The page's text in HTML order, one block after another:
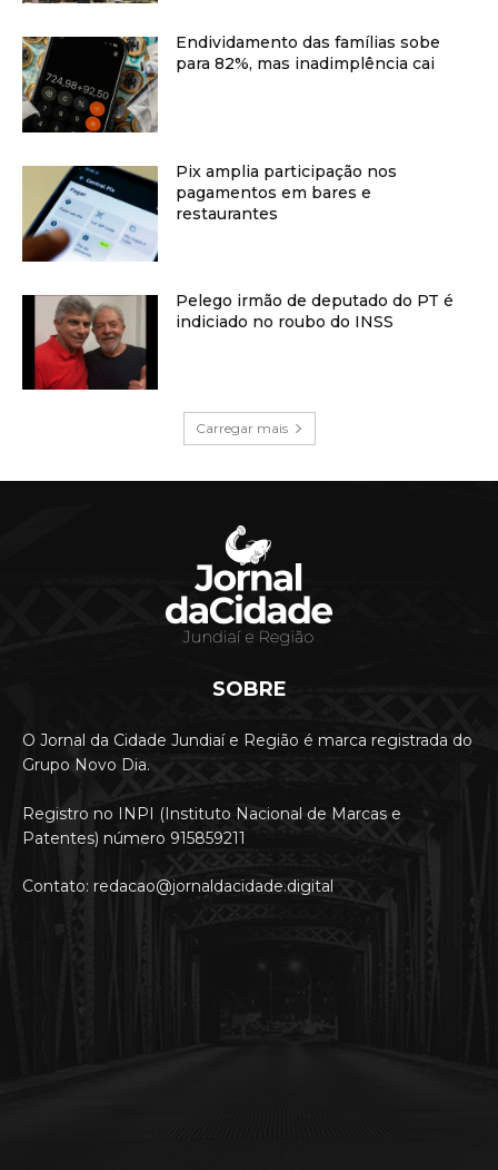
Endividamento das famílias sobe
para 82%, mas inadimplência cai
Pix amplia participação nos
pagamentos em bares e
restaurantes
Pelego irmão de deputado do PT é
indiciado no roubo do INSS
Carregar mais
SOBRE
O Jornal da Cidade Jundiaí e Região é marca registrada do
Grupo Novo Dia.
Registro no INPI (Instituto Nacional de Marcas e
Patentes) número 915859211
Contato: redacao@jornaldacidade.digital